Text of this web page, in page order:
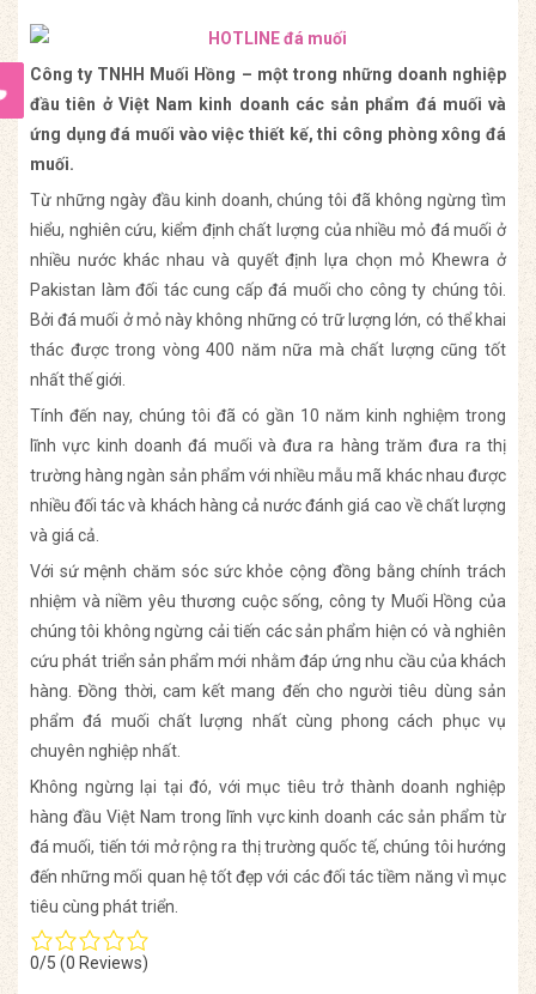
Công ty TNHH Muối Hồng – một trong những doanh nghiệp
đầu tiên ở Việt Nam kinh doanh các sản phẩm đá muối và
ứng dụng đá muối vào việc thiết kế, thi công phòng xông đá
muối.
Từ những ngày đầu kinh doanh, chúng tôi đã không ngừng tìm
hiểu, nghiên cứu, kiểm định chất lượng của nhiều mỏ đá muối ở
nhiều nước khác nhau và quyết định lựa chọn mỏ Khewra ở
Pakistan làm đối tác cung cấp đá muối cho công ty chúng tôi.
Bởi đá muối ở mỏ này không những có trữ lượng lớn, có thể khai
thác được trong vòng 400 năm nữa mà chất lượng cũng tốt
nhất thế giới.
Tính đến nay, chúng tôi đã có gần 10 năm kinh nghiệm trong
lĩnh vực kinh doanh đá muối và đưa ra hàng trăm đưa ra thị
trường hàng ngàn sản phẩm với nhiều mẫu mã khác nhau được
nhiều đối tác và khách hàng cả nước đánh giá cao về chất lượng
và giá cả.
Với sứ mệnh chăm sóc sức khỏe cộng đồng bằng chính trách
nhiệm và niềm yêu thương cuộc sống, công ty Muối Hồng của
chúng tôi không ngừng cải tiến các sản phẩm hiện có và nghiên
cứu phát triển sản phẩm mới nhằm đáp ứng nhu cầu của khách
hàng. Đồng thời, cam kết mang đến cho người tiêu dùng sản
phẩm đá muối chất lượng nhất cùng phong cách phục vụ
chuyên nghiệp nhất.
Không ngừng lại tại đó, với mục tiêu trở thành doanh nghiệp
hàng đầu Việt Nam trong lĩnh vực kinh doanh các sản phẩm từ
đá muối, tiến tới mở rộng ra thị trường quốc tế, chúng tôi hướng
đến những mối quan hệ tốt đẹp với các đối tác tiềm năng vì mục
tiêu cùng phát triển.
0/5 (0 Reviews)